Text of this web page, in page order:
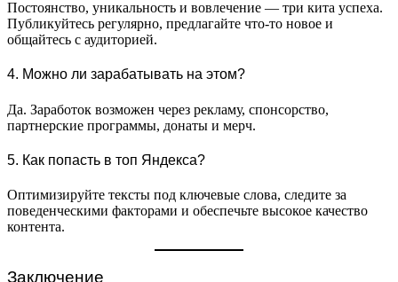
Постоянство, уникальность и вовлечение — три кита успеха.
Публикуйтесь регулярно, предлагайте что-то новое и
общайтесь с аудиторией.
4. Можно ли зарабатывать на этом?
Да. Заработок возможен через рекламу, спонсорство,
партнерские программы, донаты и мерч.
5. Как попасть в топ Яндекса?
Оптимизируйте тексты под ключевые слова, следите за
поведенческими факторами и обеспечьте высокое качество
контента.
Заключение